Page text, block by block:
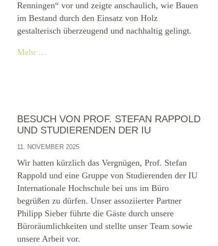
Renningen“ vor und zeigte anschaulich, wie Bauen
im Bestand durch den Einsatz von Holz
gestalterisch überzeugend und nachhaltig gelingt.
Mehr …
BESUCH VON PROF. STEFAN RAPPOLD
UND STUDIERENDEN DER IU
11. NOVEMBER 2025
Wir hatten kürzlich das Vergnügen, Prof. Stefan
Rappold und eine Gruppe von Studierenden der IU
Internationale Hochschule bei uns im Büro
begrüßen zu dürfen. Unser assoziierter Partner
Philipp Sieber führte die Gäste durch unsere
Büroräumlichkeiten und stellte unser Team sowie
unsere Arbeit vor.